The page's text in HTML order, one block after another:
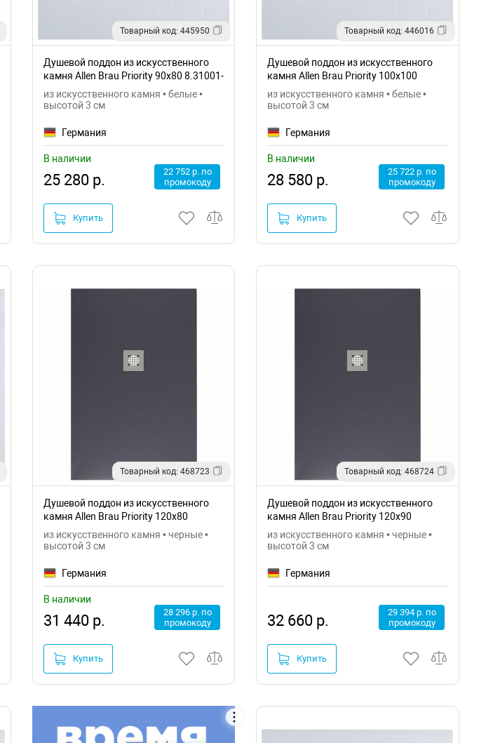
Товарный код: 445950
Душевой поддон из искусственного
камня Allen Brau Priority 90x80 8.31001-
из искусственного камня • белые •
высотой 3 см
Германия
В наличии
25 280 р.
22 752 р. по
промокоду
Купить
Товарный код: 446016
Душевой поддон из искусственного
камня Allen Brau Priority 100x100
из искусственного камня • белые •
высотой 3 см
Германия
В наличии
28 580 р.
25 722 р. по
промокоду
Купить
Товарный код: 468723
Душевой поддон из искусственного
камня Allen Brau Priority 120x80
из искусственного камня • черные •
высотой 3 см
Германия
В наличии
31 440 р.
28 296 р. по
промокоду
Купить
Товарный код: 468724
Душевой поддон из искусственного
камня Allen Brau Priority 120x90
из искусственного камня • черные •
высотой 3 см
Германия
32 660 р.
29 394 р. по
промокоду
Купить